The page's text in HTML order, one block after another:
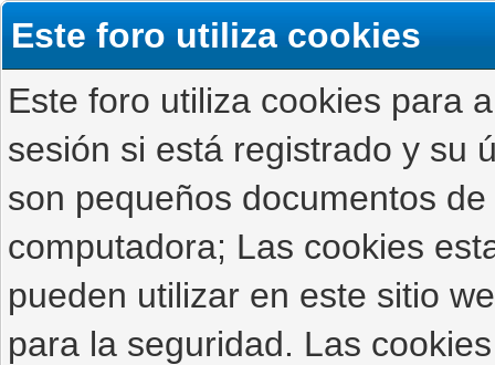
Este foro utiliza cookies
Este foro utiliza cookies para
sesión si está registrado y su
son pequeños documentos
computadora; Las cookies
pueden utilizar en este sitio
para la seguridad. Las